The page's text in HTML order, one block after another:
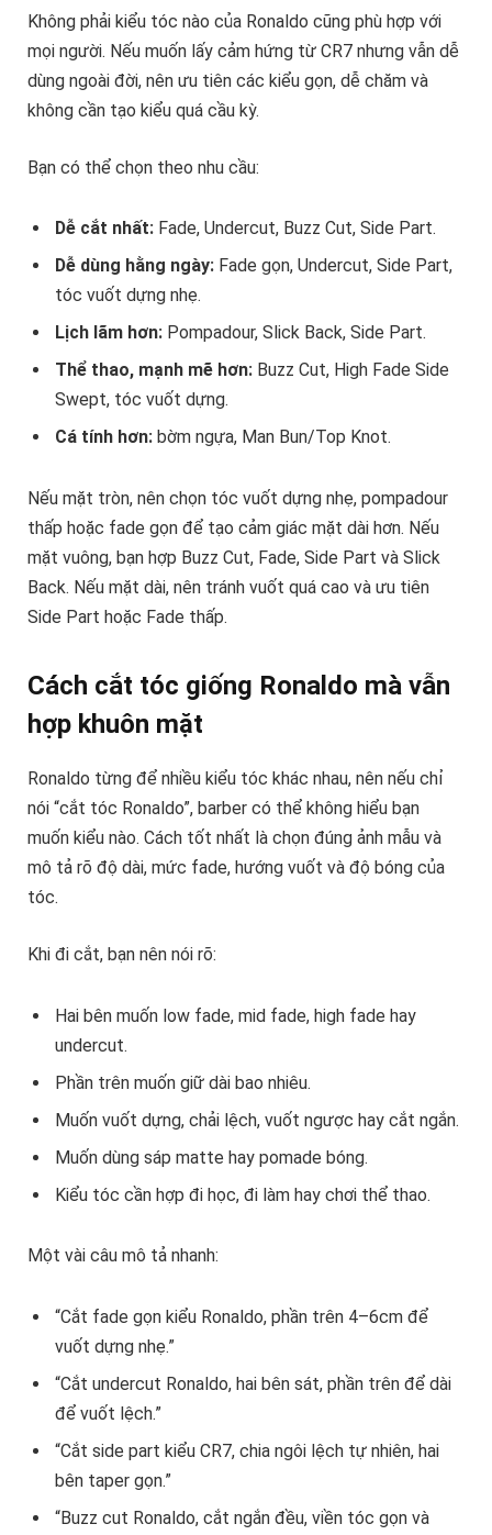
Không phải kiểu tóc nào của Ronaldo cũng phù hợp với
mọi người. Nếu muốn lấy cảm hứng từ CR7 nhưng vẫn dễ
dùng ngoài đời, nên ưu tiên các kiểu gọn, dễ chăm và
không cần tạo kiểu quá cầu kỳ.
Bạn có thể chọn theo nhu cầu:
Dễ cắt nhất: Fade, Undercut, Buzz Cut, Side Part.
Dễ dùng hằng ngày: Fade gọn, Undercut, Side Part,
tóc vuốt dựng nhẹ.
Lịch lãm hơn: Pompadour, Slick Back, Side Part.
Thể thao, mạnh mẽ hơn: Buzz Cut, High Fade Side
Swept, tóc vuốt dựng.
Cá tính hơn: bờm ngựa, Man Bun/Top Knot.
Nếu mặt tròn, nên chọn tóc vuốt dựng nhẹ, pompadour
thấp hoặc fade gọn để tạo cảm giác mặt dài hơn. Nếu
mặt vuông, bạn hợp Buzz Cut, Fade, Side Part và Slick
Back. Nếu mặt dài, nên tránh vuốt quá cao và ưu tiên
Side Part hoặc Fade thấp.
Cách cắt tóc giống Ronaldo mà vẫn
hợp khuôn mặt
Ronaldo từng để nhiều kiểu tóc khác nhau, nên nếu chỉ
nói “cắt tóc Ronaldo”, barber có thể không hiểu bạn
muốn kiểu nào. Cách tốt nhất là chọn đúng ảnh mẫu và
mô tả rõ độ dài, mức fade, hướng vuốt và độ bóng của
tóc.
Khi đi cắt, bạn nên nói rõ:
Hai bên muốn low fade, mid fade, high fade hay
undercut.
Phần trên muốn giữ dài bao nhiêu.
Muốn vuốt dựng, chải lệch, vuốt ngược hay cắt ngắn.
Muốn dùng sáp matte hay pomade bóng.
Kiểu tóc cần hợp đi học, đi làm hay chơi thể thao.
Một vài câu mô tả nhanh:
“Cắt fade gọn kiểu Ronaldo, phần trên 4–6cm để
vuốt dựng nhẹ.”
“Cắt undercut Ronaldo, hai bên sát, phần trên để dài
để vuốt lệch.”
“Cắt side part kiểu CR7, chia ngôi lệch tự nhiên, hai
bên taper gọn.”
“Buzz cut Ronaldo, cắt ngắn đều, viền tóc gọn và